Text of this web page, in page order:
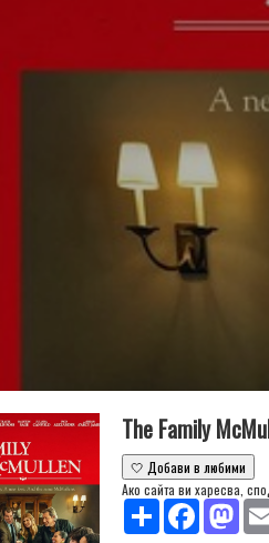
The Family
🤍 Добави в любими
Ако сайта ви харесва,
Share
Facebook